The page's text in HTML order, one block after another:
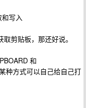
写入
剪贴板，那还好说。
和
种方式可以自己给自己打